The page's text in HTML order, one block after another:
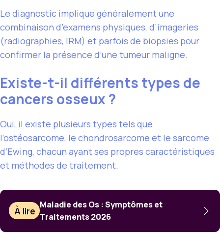
Le diagnostic implique généralement une
combinaison d’examens physiques, d’imageries
(radiographies, IRM) et parfois de biopsies pour
confirmer la présence d’une tumeur maligne.
Existe-t-il différents types de
cancers osseux ?
Oui, il existe plusieurs types tels que
l’ostéosarcome, le chondrosarcome et le sarcome
d’Ewing, chacun ayant ses propres caractéristiques
et méthodes de traitement.
À lire
Maladie des Os : Symptômes et
Traitements 2026